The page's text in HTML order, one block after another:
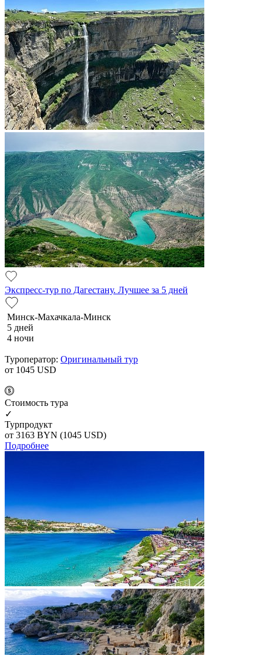
Экспресс-тур по Дагестану. Лучшее за 5 дней
Минск-Махачкала-Минск
5 дней
4 ночи
Туроператор: Оригинальный тур
от 1045 USD
Cтоимость тура
✓
Турпродукт
от 3163 BYN (1045 USD)
Подробнее